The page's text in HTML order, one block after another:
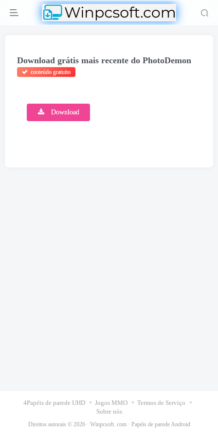
Download grátis mais recente do PhotoDemon
conteúdo gratuito
Download
4Papéis de parede UHD Jogos MMO
Termos de Serviço
Sobre nós
Direitos autorais © 2026 · Winpcsoft. com· Papéis de parede Android